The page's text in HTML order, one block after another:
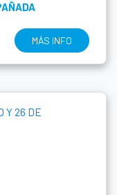
MÁS INFO